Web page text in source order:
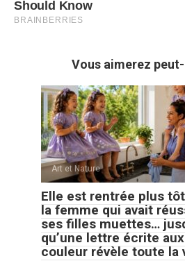
Vous aimerez
Art et Nature
Elle est rentrée plus
la femme qui avait
ses filles muettes…
qu’une lettre écrite
couleur révèle toute la